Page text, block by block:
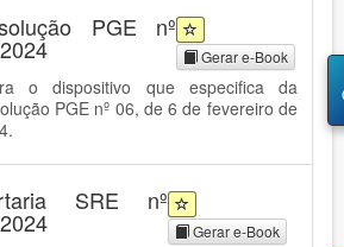
PGE nº
Gerar e-Book
o dispositivo que especifica da
PGE nº 06, de 6 de fevereiro de
SRE nº
Gerar e-Book